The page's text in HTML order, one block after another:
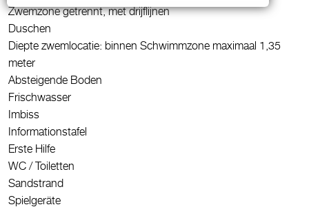
Zwemzone getrennt, met drijflijnen
Duschen
Diepte zwemlocatie: binnen Schwimmzone maximaal 1,35
meter
Absteigende Boden
Frischwasser
Imbiss
Informationstafel
Erste Hilfe
WC / Toiletten
Sandstrand
Spielgeräte